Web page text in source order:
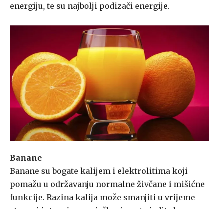
energiju, te su najbolji podizači energije.
Banane
Banane su bogate kalijem i elektrolitima koji
pomažu u održavanju normalne živčane i mišićne
funkcije. Razina kalija može smanjiti u vrijeme